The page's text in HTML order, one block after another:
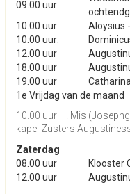
09.00 uur
10.00 uur
Aloysius
10:00 uur:
12.00 uur
18.00 uur
19.00 uur
Catharina
1e Vrijdag van de maand
10.00 uur H. Mis
kapel Zusters
Zaterdag
08.00 uur
Klooster
12.00 uur